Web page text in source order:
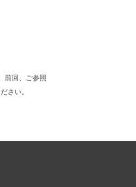
前回、ご参照
さい。